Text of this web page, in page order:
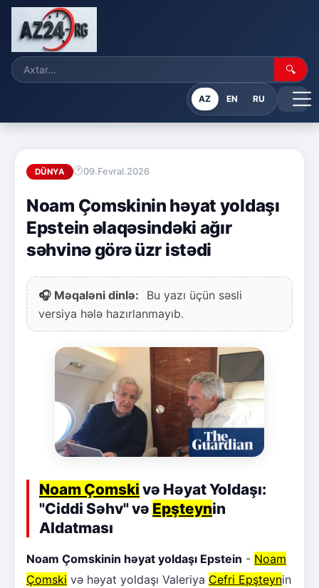
🔍
AZ EN RU
DÜNYA 09.Fevral.2026
Noam Çomskinin həyat yoldaşı
Epstein əlaqəsindəki ağır
səhvinə görə üzr istədi
🎧 Məqaləni dinlə:
Bu yazı üçün səsli
versiya hələ hazırlanmayıb.
Noam Çomski və Həyat Yoldaşı:
"Ciddi Səhv" və Epşteynin
Aldatması
Noam Çomskinin həyat yoldaşı Epstein - Noam
Çomski və həyat yoldaşı Valeriya Cefri Epşteynin